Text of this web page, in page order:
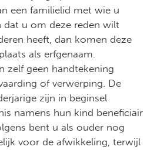
een familielid met wie u
dat u om deze reden wilt
heeft, dan komen deze
als erfgenaam.
zelf geen handtekening
of verwerping. De
zijn in beginsel
namens hun kind beneficiair
bent u als ouder nog
voor de afwikkeling, terwijl